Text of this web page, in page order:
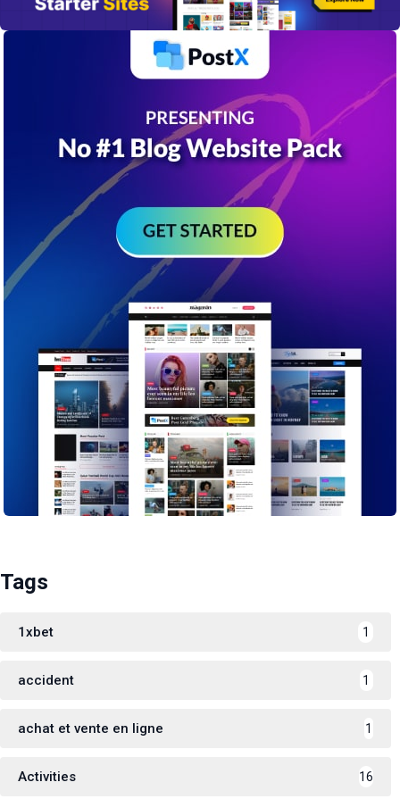
Tags
1xbet 1
accident 1
achat et vente en ligne 1
Activities 16